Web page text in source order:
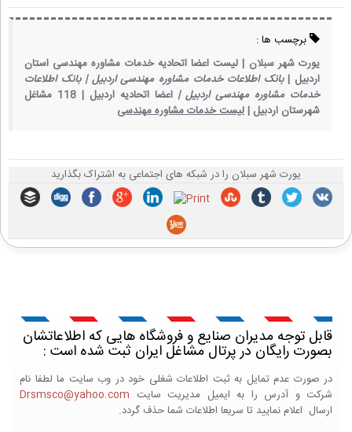
برچسب ها :
یورت شهر سبلان | لیست اعضا اتحادیه خدمات مشاوره مهندسی استان
اردبیل | بانک اطلاعات خدمات مشاوره مهندسی اردبیل | بانک اطلاعات
خدمات مشاوره مهندسی اردبیل | اعضا اتحادیه اردبیل |
118 مشاغل
شهرستان اردبیل |لیست خدمات مشاوره مهندسی
یورت شهر سبلان را در شبکه های اجتماعی به اشتراک بگذارید
قابل توجه مدیران صنایع و فروشگاه هایی که اطلاعاتشان
بصورت رایگان در پرتال مشاغل ایران ثبت شده است :
در صورت عدم تمایل به ثبت اطلاعات شغلی خود در وب سایت ما لطفا نام
شرکت و آدرس را به ایمیل مدیریت سایت Drsmsco@yahoo.com
ارسال اعلام نمایید تا سریعا اطلاعات شما حذف گردد.